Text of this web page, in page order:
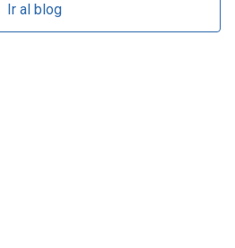
Ir al blog